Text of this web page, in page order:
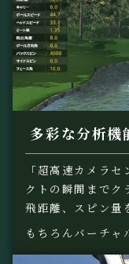
多彩な分析機
「超高速カメラ
クトの瞬間までク
飛距離、スピン量
もちろんバーチャ